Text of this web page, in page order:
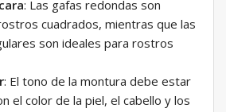
: Las gafas redondas son
cuadrados, mientras que las
son ideales para rostros
: El tono de la montura debe estar
el color de la piel, el cabello y los